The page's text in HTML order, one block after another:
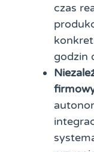
czas
godzin